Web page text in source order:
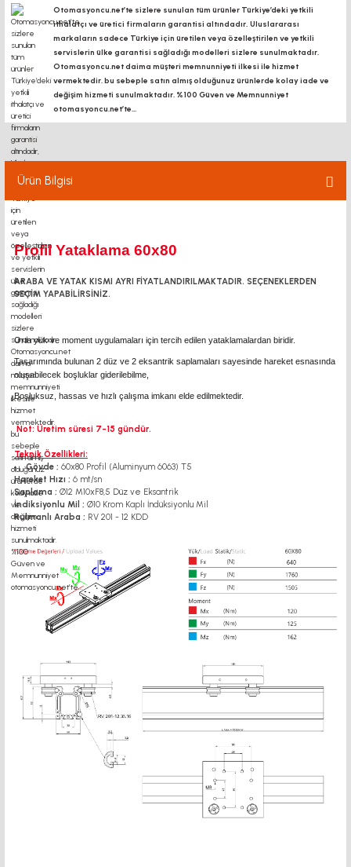
Otomasyoncu.net’te sizlere sunulan tüm ürünler Türkiye’deki yetkili
ithalatçı ve üretici firmaların garantisi altındadır, Uluslararası
markaların sadece Türkiye için üretilen veya özelleştirilen ve yetkili
servislerin ülke garantisi sağladığı modelleri sizlere sunulmaktadır.
Otomasyoncu.net daima müşteri memnunniyeti ilkesi ile hizmet
vermektedir. bu sebeple satın almış olduğunuz ürünlerde kolay iade ve
değişim hizmeti sunulmaktadır. %100 Güven ve Memnunniyet
otomasyoncu.net’te...
Ürün Bilgisi
Profil Yataklama 60x80
ARABA VE YATAK KISMI AYRI FİYATLANDIRILMAKTADIR. SEÇENEKLERDEN
SEÇİM YAPABİLİRSİNİZ.
Orta yük ve moment uygulamaları için tercih edilen yataklamalardan biridir.
Tasarımında bulunan 2 düz ve 2 eksantrik saplamaları sayesinde hareket esnasında
oluşabilecek boşluklar giderilebilme,
Boşluksuz, hassas ve hızlı çalışma imkanı elde edilmektedir.
Not: Üretim süresi 7-15 gündür.
Teknik Özellikleri:
Gövde ; 60x80 Profil (Aluminyum 6063) T5
Hareket Hızı ; 6 mt/sn
Saplama ; Ø12 M10xF8,5 Düz ve Eksantrik
İndiksiyonlu Mil ; Ø10 Krom Kaplı İndüksiyonlu Mil
Rulmanlı Araba ; RV 201 - 12 KDD